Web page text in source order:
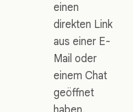
einen
direkten Link
aus einer E-
Mail oder
einem Chat
geöffnet